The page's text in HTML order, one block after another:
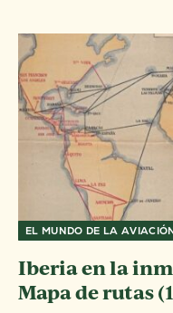
EL MUNDO DE LA
Iberia en la
Mapa de rutas